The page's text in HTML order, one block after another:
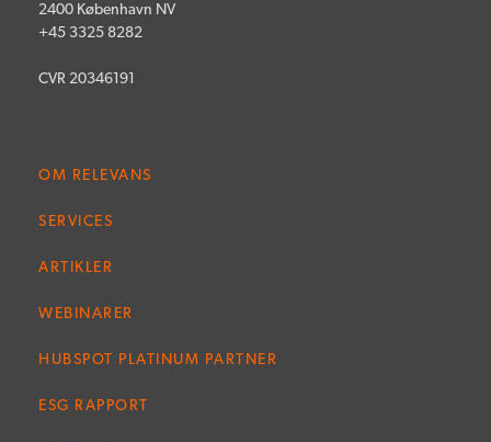
2400 København NV
+45 3325 8282
CVR 20346191
OM RELEVANS
SERVICES
ARTIKLER
WEBINARER
HUBSPOT PLATINUM PARTNER
ESG RAPPORT